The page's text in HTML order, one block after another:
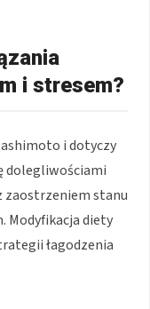
i stresem?
i dotyczy
dolegliwościami
zaostrzeniem stanu
Modyfikacja diety
łagodzenia